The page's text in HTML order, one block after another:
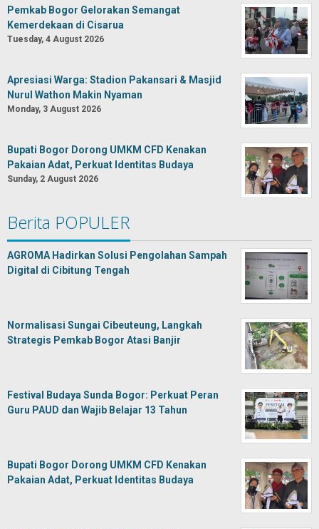
Pemkab Bogor Gelorakan Semangat
Kemerdekaan di Cisarua
Tuesday, 4 August 2026
Apresiasi Warga: Stadion Pakansari & Masjid
Nurul Wathon Makin Nyaman
Monday, 3 August 2026
Bupati Bogor Dorong UMKM CFD Kenakan
Pakaian Adat, Perkuat Identitas Budaya
Sunday, 2 August 2026
Berita POPULER
AGROMA Hadirkan Solusi Pengolahan Sampah
Digital di Cibitung Tengah
Normalisasi Sungai Cibeuteung, Langkah
Strategis Pemkab Bogor Atasi Banjir
Festival Budaya Sunda Bogor: Perkuat Peran
Guru PAUD dan Wajib Belajar 13 Tahun
Bupati Bogor Dorong UMKM CFD Kenakan
Pakaian Adat, Perkuat Identitas Budaya